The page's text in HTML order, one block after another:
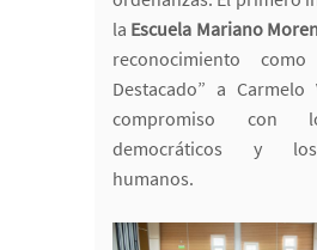
la Escuela Mariano
reconocimiento como
Destacado” a
compromiso con
democráticos y
humanos.